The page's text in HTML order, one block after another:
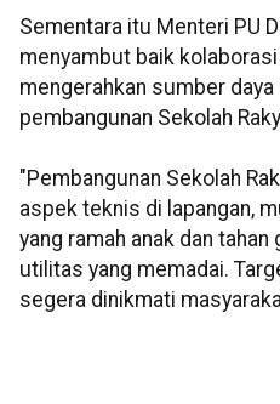
‎Sementara itu Menteri PU
menyambut baik kolaborasi
mengerahkan sumber
pembangunan Sekolah
‎"Pembangunan Sekolah
aspek teknis di lapangan,
yang ramah anak dan
utilitas yang memadai.
segera dinikmati